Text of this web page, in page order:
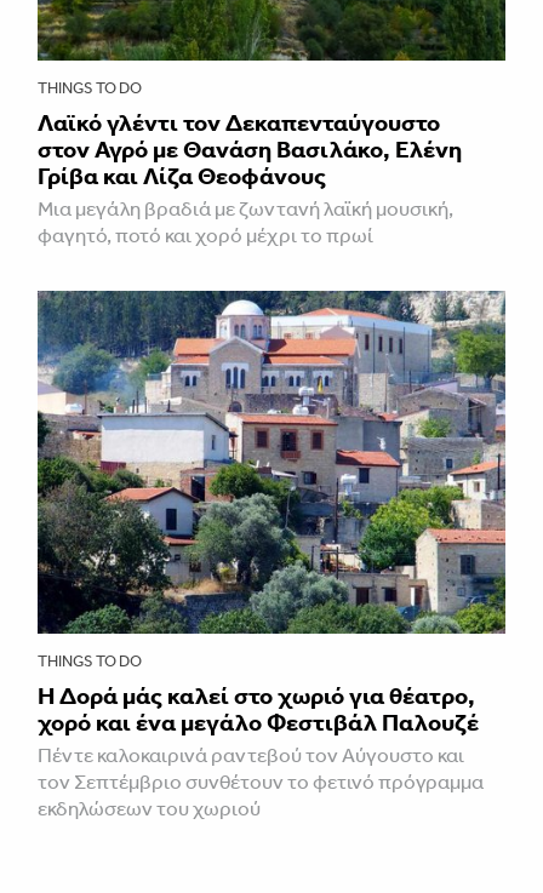
THINGS TO DO
Λαϊκό γλέντι τον Δεκαπενταύγουστο
στον Αγρό με Θανάση Βασιλάκο, Ελένη
Γρίβα και Λίζα Θεοφάνους
Μια μεγάλη βραδιά με ζωντανή λαϊκή μουσική,
φαγητό, ποτό και χορό μέχρι το πρωί
THINGS TO DO
Η Δορά μάς καλεί στο χωριό για θέατρο,
χορό και ένα μεγάλο Φεστιβάλ Παλουζέ
Πέντε καλοκαιρινά ραντεβού τον Αύγουστο και
τον Σεπτέμβριο συνθέτουν το φετινό πρόγραμμα
εκδηλώσεων του χωριού